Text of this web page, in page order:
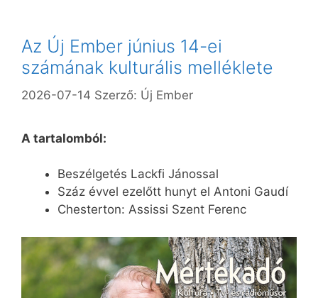
Az Új Ember június 14-ei
számának kulturális melléklete
2026-07-14 Szerző: Új Ember
A tartalomból:
Beszélgetés Lackfi Jánossal
Száz évvel ezelőtt hunyt el Antoni Gaudí
Chesterton: Assissi Szent Ferenc